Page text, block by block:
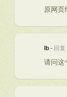
原网页
lb - 回复
请问这